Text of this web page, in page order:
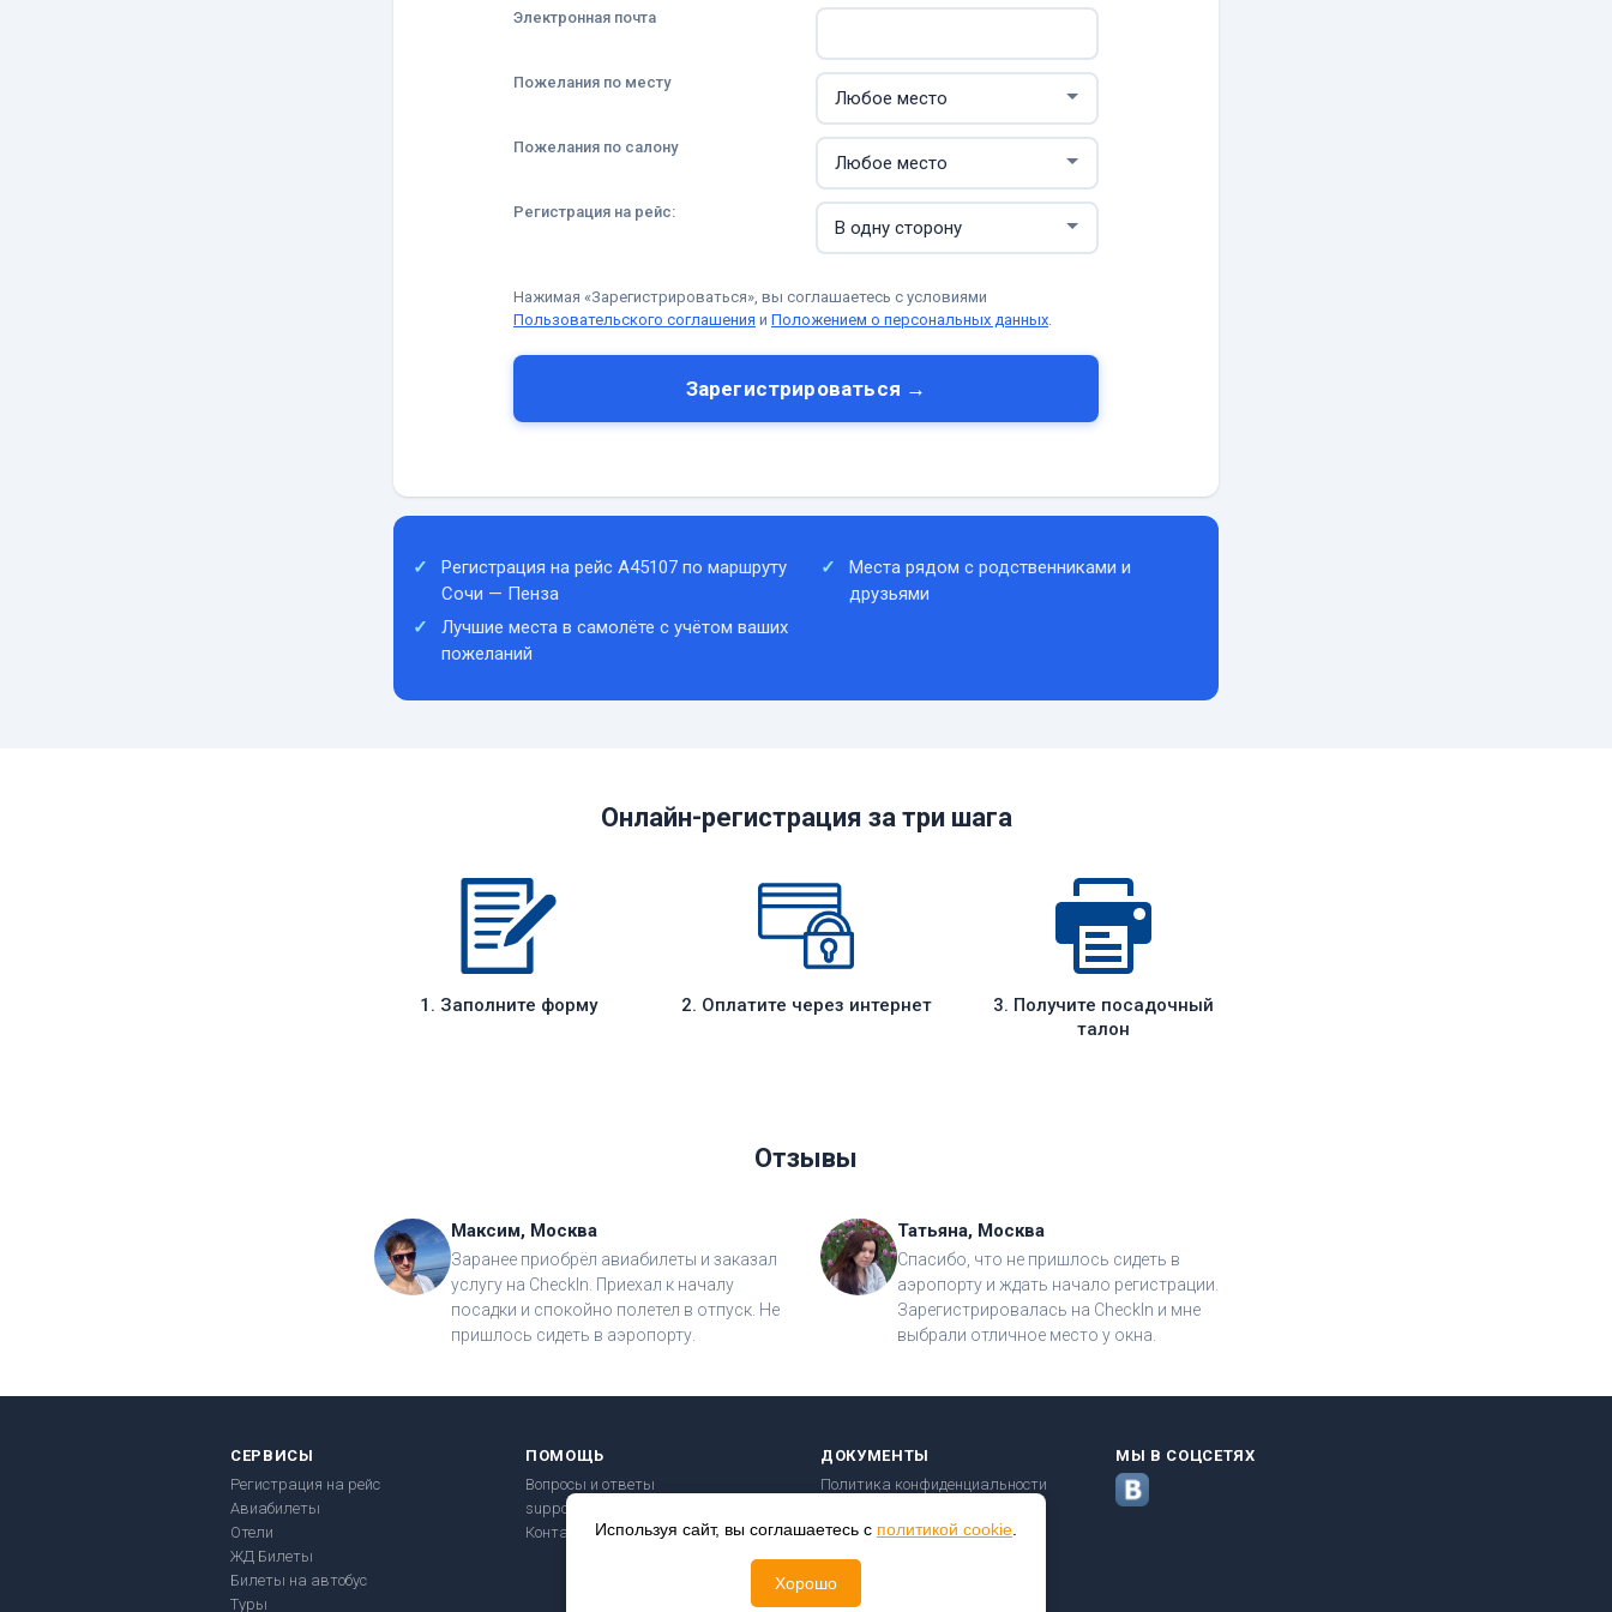
Электронная почта
Пожелания по месту
Пожелания по салону
Регистрация на рейс:
Нажимая «Зарегистрироваться», вы соглашаетесь с условиями
Пользовательского соглашения и Положением о персональных данных.
Зарегистрироваться →
Регистрация на рейс A45107 по маршруту
Сочи — Пенза
Места рядом с родственниками и
друзьями
Лучшие места в самолёте с учётом ваших
пожеланий
Онлайн-регистрация за три шага
1. Заполните форму 2. Оплатите через интернет
3. Получите посадочный
талон
Отзывы
Максим, Москва
Заранее приобрёл авиабилеты и заказал
услугу на CheckIn. Приехал к началу
посадки и спокойно полетел в отпуск. Не
пришлось сидеть в аэропорту.
Татьяна, Москва
Спасибо, что не пришлось сидеть в
аэропорту и ждать начало регистрации.
Зарегистрировалась на CheckIn и мне
выбрали отличное место у окна.
СЕРВИСЫ
Регистрация на рейс
Авиабилеты
Отели
ЖД Билеты
Билеты на автобус
Туры
ПОМОЩЬ
Вопросы и ответы
support@checkin24.ru
Контакты
ДОКУМЕНТЫ
Политика конфиденциальности
Правила перевозки
Безопасность платежей
МЫ В СОЦСЕТЯХ
Используя сайт, вы соглашаетесь с политикой cookie
Хорошо